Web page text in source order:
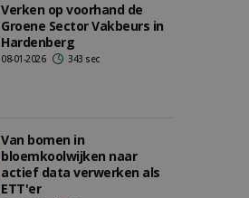
Verken op voorhand de
Groene Sector Vakbeurs in
Hardenberg
08-01-2026 343 sec
Van bomen in
bloemkoolwijken naar
actief data verwerken als
ETT'er